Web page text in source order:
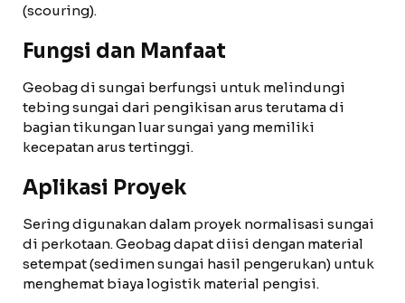
(scouring).
Fungsi dan Manfaat
Geobag di sungai berfungsi untuk melindungi
tebing sungai dari pengikisan arus terutama di
bagian tikungan luar sungai yang memiliki
kecepatan arus tertinggi.
Aplikasi Proyek
Sering digunakan dalam proyek normalisasi sungai
di perkotaan. Geobag dapat diisi dengan material
setempat (sedimen sungai hasil pengerukan) untuk
menghemat biaya logistik material pengisi.